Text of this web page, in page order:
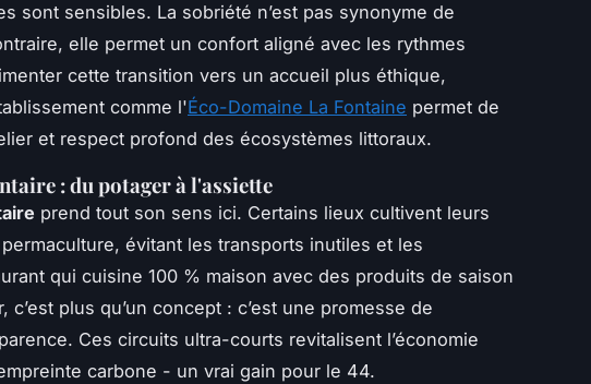
sont sensibles. La sobriété n’est pas synonyme de
elle permet un confort aligné avec les rythmes
cette transition vers un accueil plus éthique,
comme l'Éco-Domaine La Fontaine permet de
et respect profond des écosystèmes littoraux.
: du potager à l'assiette
prend tout son sens ici. Certains lieux cultivent leurs
évitant les transports inutiles et les
qui cuisine 100 % maison avec des produits de saison
c’est plus qu’un concept : c’est une promesse de
Ces circuits ultra-courts revitalisent l’économie
carbone - un vrai gain pour le 44.